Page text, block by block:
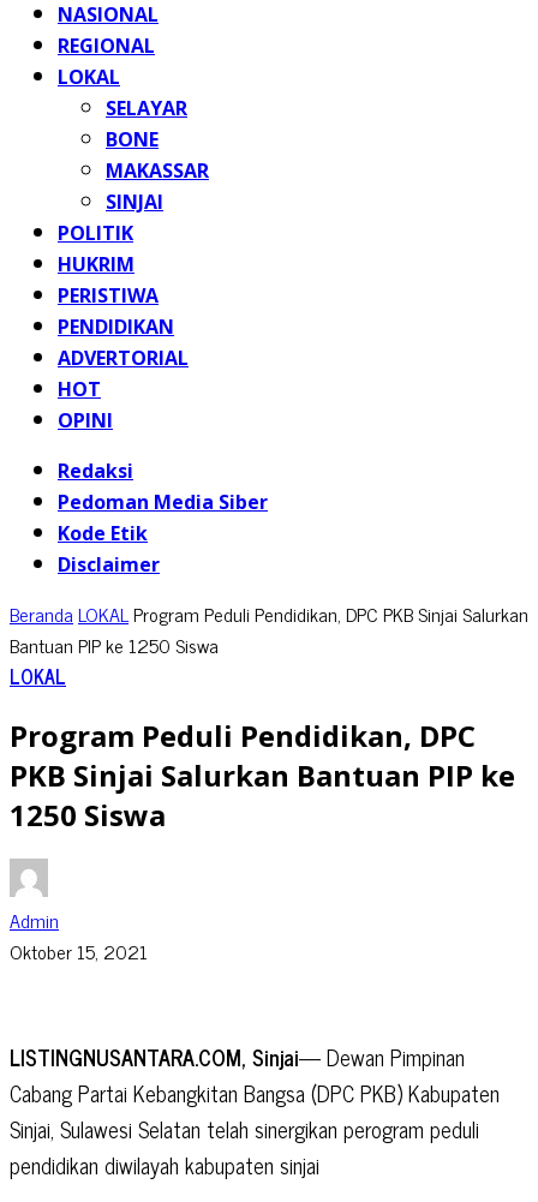
NASIONAL
REGIONAL
LOKAL
SELAYAR
BONE
MAKASSAR
SINJAI
POLITIK
HUKRIM
PERISTIWA
PENDIDIKAN
ADVERTORIAL
HOT
OPINI
Redaksi
Pedoman Media Siber
Kode Etik
Disclaimer
BerandaLOKALProgram Peduli Pendidikan, DPC PKB Sinjai Salurkan
Bantuan PIP ke 1250 Siswa
LOKAL
Program Peduli Pendidikan, DPC
PKB Sinjai Salurkan Bantuan PIP ke
1250 Siswa
Admin
Oktober 15, 2021
LISTINGNUSANTARA.COM, Sinjai— Dewan Pimpinan
Cabang Partai Kebangkitan Bangsa (DPC PKB) Kabupaten
Sinjai, Sulawesi Selatan telah sinergikan perogram peduli
pendidikan diwilayah kabupaten sinjai